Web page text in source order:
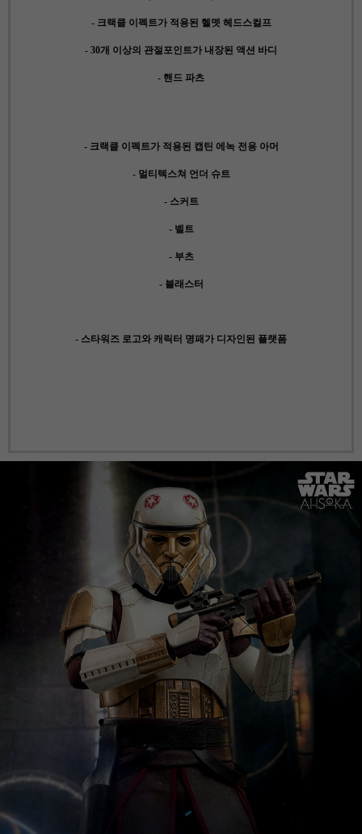
- 크랙클 이펙트가 적용된 헬멧 헤드스컬프
- 30개 이상의 관절포인트가 내장된 액션 바디
- 핸드 파츠
- 크랙클 이펙트가 적용된 캡틴 에녹 전용 아머
- 멀티텍스쳐 언더 슈트
- 스커트
- 벨트
- 부츠
- 블래스터
- 스타워즈 로고와 캐릭터 명패가 디자인된 플랫폼